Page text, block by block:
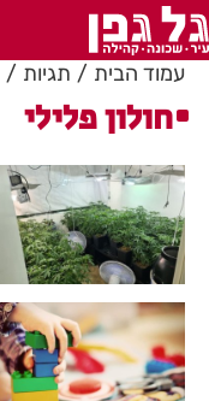
עמוד הבית תגיות
חולון פלילי